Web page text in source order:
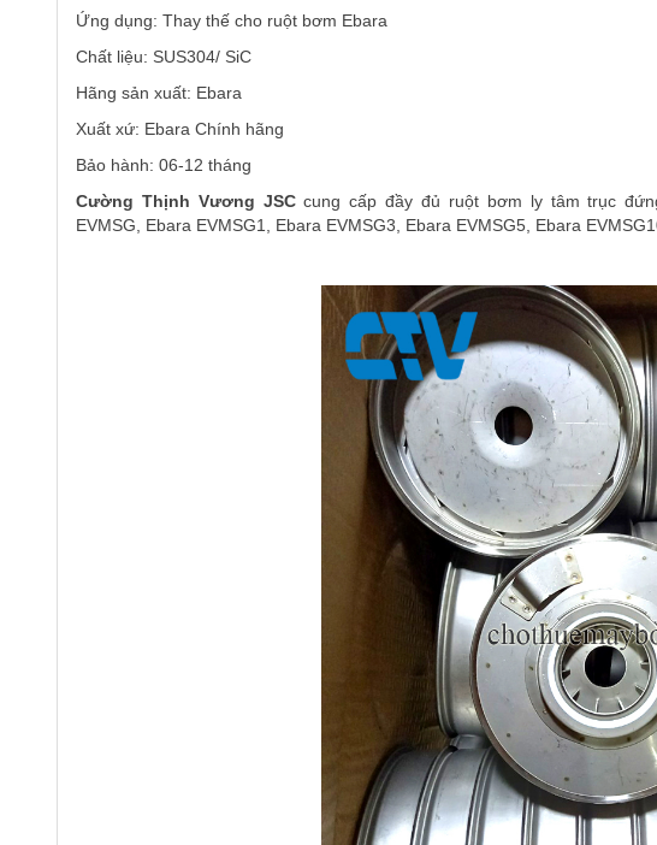
Ứng dụng: Thay thế cho ruột bơm Ebara
Chất liệu: SUS304/ SiC
Hãng sản xuất: Ebara
Xuất xứ: Ebara Chính hãng
Bảo hành: 06-12 tháng
Cường Thịnh Vương JSCcung cấp đầy đủ ruột bơm ly tâm trục
EVMSG, Ebara EVMSG1, Ebara EVMSG3, Ebara EVMSG5, Ebara